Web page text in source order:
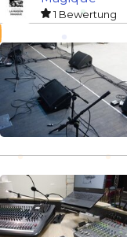
1 Bewertung